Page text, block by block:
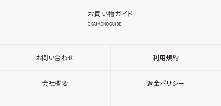
お買い物ガイド
OKAIMONO GUIDE
お問い合わせ 利用規約
会社概要 返金ポリシー